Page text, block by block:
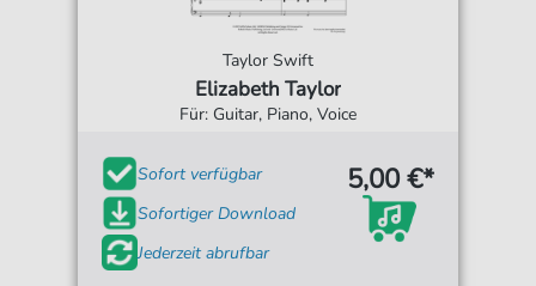
Taylor Swift
Elizabeth Taylor
Für: Guitar, Piano, Voice
Sofort verfügbar
Sofortiger Download
Jederzeit abrufbar
5,00 €*